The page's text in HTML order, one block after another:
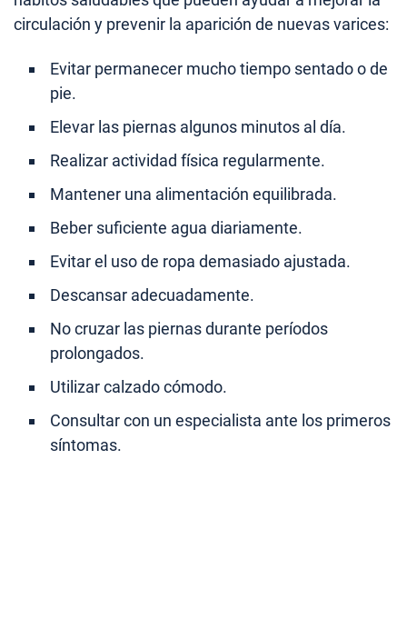
circulación y prevenir la aparición de nuevas varices:
Evitar permanecer mucho tiempo sentado o de
pie.
Elevar las piernas algunos minutos al día.
Realizar actividad física regularmente.
Mantener una alimentación equilibrada.
Beber suficiente agua diariamente.
Evitar el uso de ropa demasiado ajustada.
Descansar adecuadamente.
No cruzar las piernas durante períodos
prolongados.
Utilizar calzado cómodo.
Consultar con un especialista ante los primeros
síntomas.